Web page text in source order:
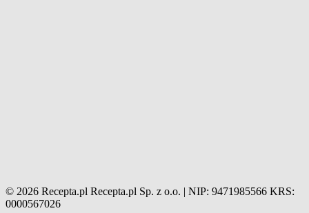
© 2026 Recepta.pl Recepta.pl Sp. z o.o. | NIP: 9471985566 KRS:
0000567026